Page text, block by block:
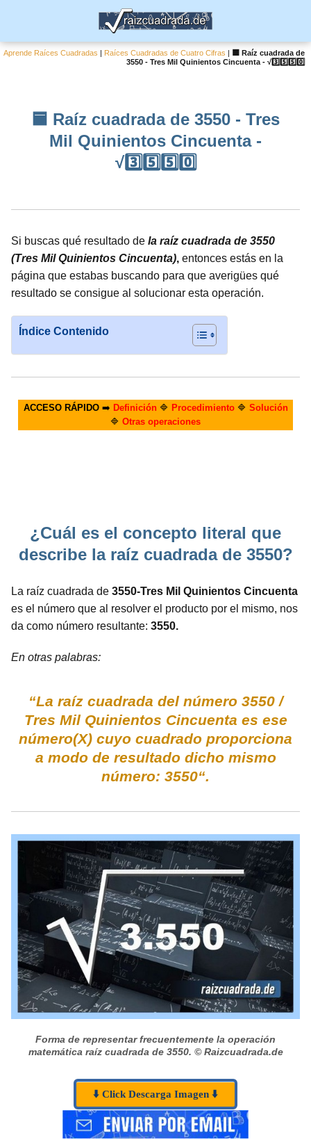
Aprende Raíces Cuadradas | Raíces Cuadradas de Cuatro Cifras |
🟦 Raíz cuadrada de
3550 - Tres Mil Quinientos Cincuenta - √3️⃣5️⃣5️⃣0️⃣
🟦 Raíz cuadrada de 3550 - Tres
Mil Quinientos Cincuenta -
√3️⃣5️⃣5️⃣0️⃣
Si buscas qué resultado de la raíz cuadrada de 3550
(Tres Mil Quinientos Cincuenta), entonces estás en la
página que estabas buscando para que averigües qué
resultado se consigue al solucionar esta operación.
Índice Contenido
ACCESO RÁPIDO➡️ Definición🔷 Procedimiento🔷 Solución
🔷 Otras operaciones
¿Cuál es el concepto literal que
describe la raíz cuadrada de 3550?
La raíz cuadrada de 3550-Tres Mil Quinientos Cincuenta
es el número que al resolver el producto por el mismo, nos
da como número resultante: 3550.
En otras palabras:
“La raíz cuadrada del número 3550 /
Tres Mil Quinientos Cincuenta es ese
número(X) cuyo cuadrado proporciona
a modo de resultado dicho mismo
número: 3550“.
Forma de representar frecuentemente la operación
matemática raíz cuadrada de 3550. © Raizcuadrada.de
⬇️ Click Descarga Imagen ⬇️